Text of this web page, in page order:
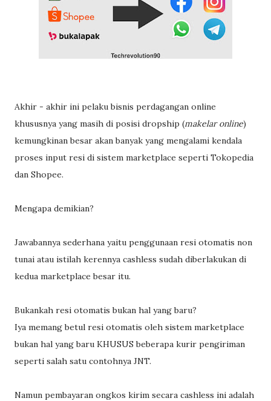
Akhir - akhir ini pelaku bisnis perdagangan online
khususnya yang masih di posisi dropship (makelar online)
kemungkinan besar akan banyak yang mengalami kendala
proses input resi di sistem marketplace seperti Tokopedia
dan Shopee.
Mengapa demikian?
Jawabannya sederhana yaitu penggunaan resi otomatis non
tunai atau istilah kerennya cashless sudah diberlakukan di
kedua marketplace besar itu.
Bukankah resi otomatis bukan hal yang baru?
Iya memang betul resi otomatis oleh sistem marketplace
bukan hal yang baru KHUSUS beberapa kurir pengiriman
seperti salah satu contohnya JNT.
Namun pembayaran ongkos kirim secara cashless ini adalah